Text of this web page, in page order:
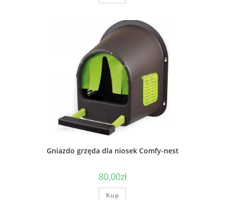
Gniazdo grzęda dla niosek Comfy-nest
80,00zł
Kup